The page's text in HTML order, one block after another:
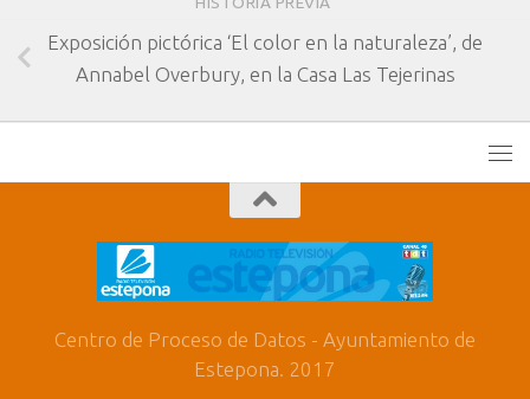
Exposición pictórica ‘El color en la naturaleza’, de
Annabel Overbury, en la Casa Las Tejerinas
Centro de Proceso de Datos - Ayuntamiento de
Estepona. 2017